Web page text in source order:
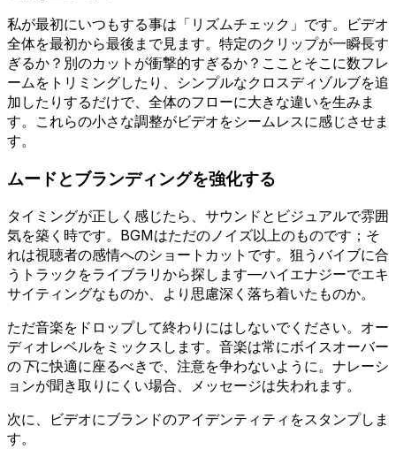
私が最初にいつもする事は「リズムチェック」です。ビデオ
全体を最初から最後まで見ます。特定のクリップが一瞬長す
ぎるか？別のカットが衝撃的すぎるか？こことそこに数フレ
ームをトリミングしたり、シンプルなクロスディゾルブを追
加したりするだけで、全体のフローに大きな違いを生みま
す。これらの小さな調整がビデオをシームレスに感じさせま
す。
ムードとブランディングを強化する
タイミングが正しく感じたら、サウンドとビジュアルで雰囲
気を築く時です。BGMはただのノイズ以上のものです；そ
れは視聴者の感情へのショートカットです。狙うバイブに合
うトラックをライブラリから探します—ハイエナジーでエキ
サイティングなものか、より思慮深く落ち着いたものか。
ただ音楽をドロップして終わりにはしないでください。オー
ディオレベルをミックスします。音楽は常にボイスオーバー
の下に快適に座るべきで、注意を争わないように。ナレーシ
ョンが聞き取りにくい場合、メッセージは失われます。
次に、ビデオにブランドのアイデンティティをスタンプしま
す。